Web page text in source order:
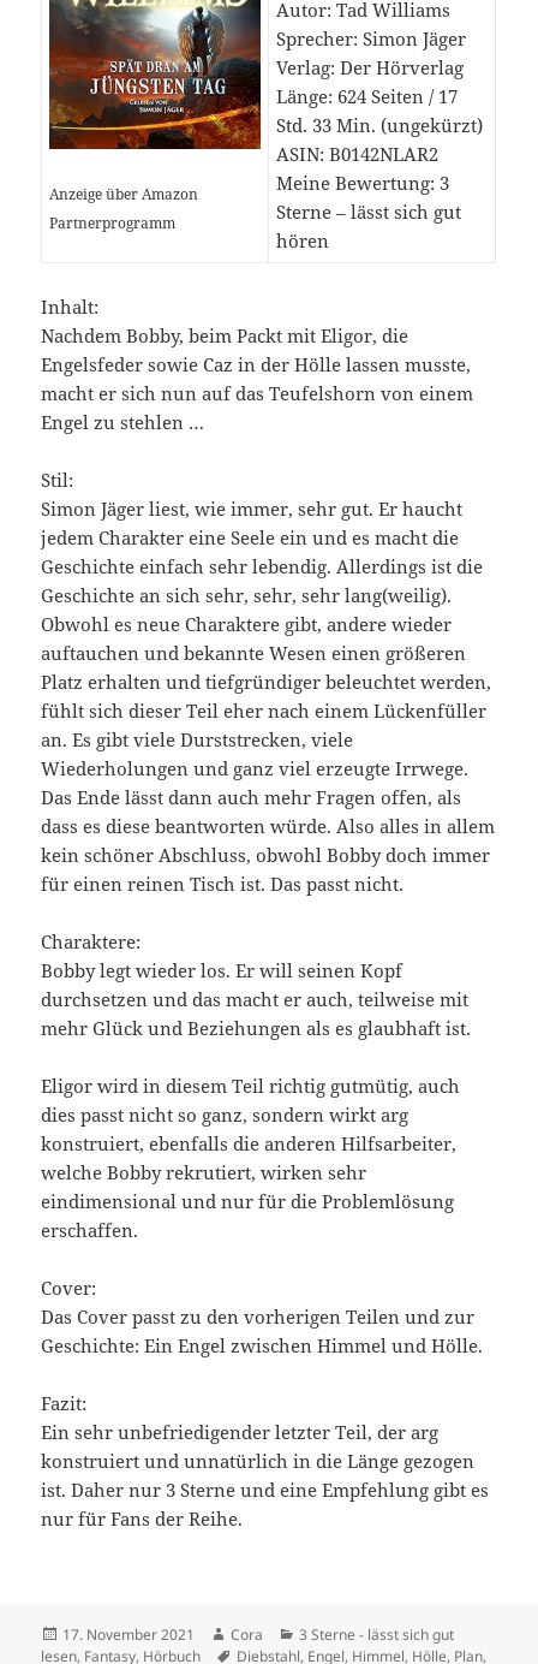
Anzeige über Amazon
Partnerprogramm
Autor: Tad Williams
Sprecher: Simon Jäger
Verlag: Der Hörverlag
Länge: 624 Seiten / 17
Std. 33 Min. (ungekürzt)
ASIN: B0142NLAR2
Meine Bewertung: 3
Sterne – lässt sich gut
hören
Inhalt:
Nachdem Bobby, beim Packt mit Eligor, die
Engelsfeder sowie Caz in der Hölle lassen musste,
macht er sich nun auf das Teufelshorn von einem
Engel zu stehlen …
Stil:
Simon Jäger liest, wie immer, sehr gut. Er haucht
jedem Charakter eine Seele ein und es macht die
Geschichte einfach sehr lebendig. Allerdings ist die
Geschichte an sich sehr, sehr, sehr lang(weilig).
Obwohl es neue Charaktere gibt, andere wieder
auftauchen und bekannte Wesen einen größeren
Platz erhalten und tiefgründiger beleuchtet werden,
fühlt sich dieser Teil eher nach einem Lückenfüller
an. Es gibt viele Durststrecken, viele
Wiederholungen und ganz viel erzeugte Irrwege.
Das Ende lässt dann auch mehr Fragen offen, als
dass es diese beantworten würde. Also alles in allem
kein schöner Abschluss, obwohl Bobby doch immer
für einen reinen Tisch ist. Das passt nicht.
Charaktere:
Bobby legt wieder los. Er will seinen Kopf
durchsetzen und das macht er auch, teilweise mit
mehr Glück und Beziehungen als es glaubhaft ist.
Eligor wird in diesem Teil richtig gutmütig, auch
dies passt nicht so ganz, sondern wirkt arg
konstruiert, ebenfalls die anderen Hilfsarbeiter,
welche Bobby rekrutiert, wirken sehr
eindimensional und nur für die Problemlösung
erschaffen.
Cover:
Das Cover passt zu den vorherigen Teilen und zur
Geschichte: Ein Engel zwischen Himmel und Hölle.
Fazit:
Ein sehr unbefriedigender letzter Teil, der arg
konstruiert und unnatürlich in die Länge gezogen
ist. Daher nur 3 Sterne und eine Empfehlung gibt es
nur für Fans der Reihe.
Veröffentlicht
am
17. November 2021 Autor
Cora Kategorien
3 Sterne - lässt sich gut
lesen, Fantasy, Hörbuch Schlagwörter
Diebstahl, Engel, Himmel, Hölle, Plan,